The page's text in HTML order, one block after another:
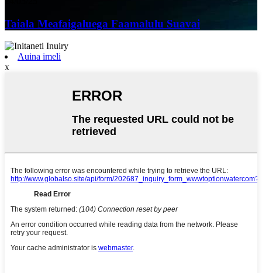
Taiala Meafaigaluega Faamalulu Suavai
Auina imeli
x